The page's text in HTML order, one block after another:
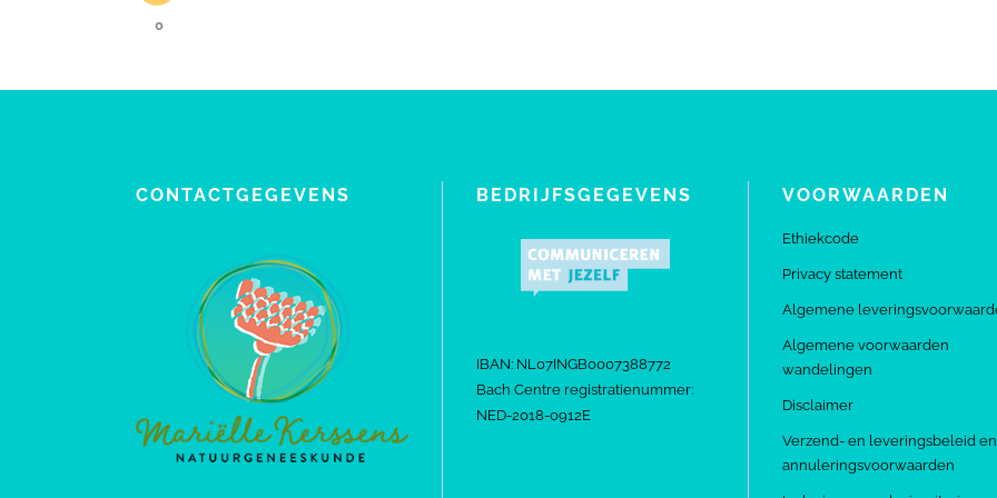
0
CONTACTGEGEVENS BEDRIJFSGEGEVENS
IBAN: NL07INGB0007388772
Bach Centre registratienummer:
NED-2018-0912E
VOORWAARDEN
Ethiekcode
Privacy statement
Algemene
Algemene voorwaarden
wandelingen
Disclaimer
Verzend- en leveringsbeleid en
annuleringsvoorwaarden